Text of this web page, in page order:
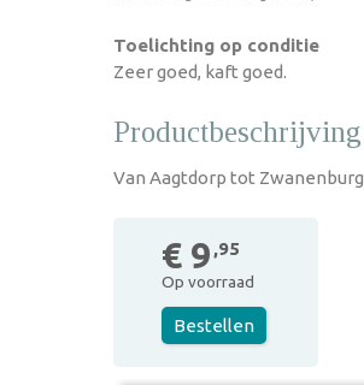
Toelichting op conditie
Zeer goed, kaft goed.
Productbeschrijving
Van Aagtdorp tot Zwanenburg
€ 9 ,95
Op voorraad
Bestellen